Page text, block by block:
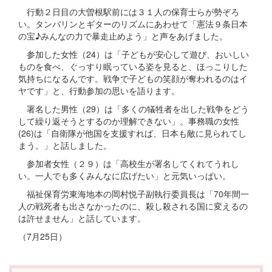
行動２日目の大曽根駅前には３１人の保育士らが勢ぞろ
い。タンバリンとギターのリズムにあわせて「憲法９条日本
の宝♪みんなの力で暴走止めよう」と声をあげました。
参加した女性（24）は「子どもが安心して遊び、おいしい
ものを食べ、ぐっすり眠っている姿を見ると、ほっこりした
気持ちになるんです。戦争で子どもの笑顔が奪われるのはイ
ヤです」と、行動参加の思いを語ります。
署名した男性（29）は「多くの犠牲者を出した戦争をどう
して繰り返そうとするのか理解できない」。事務職の女性
(26)は「自衛隊が他国を支援すれば、日本も敵に見られてし
まう。」と話しました。
参加者女性（２９）は「高校生が署名してくれてうれし
い。一人でも多くみんなに広げたい」と元気いっぱい。
福祉保育労東海地本の岡村悦子副執行委員長は「70年間一
人の戦死者も出さなかったのに、殺し殺される国に変えるの
は許せません」と話しています。
（7月25日）